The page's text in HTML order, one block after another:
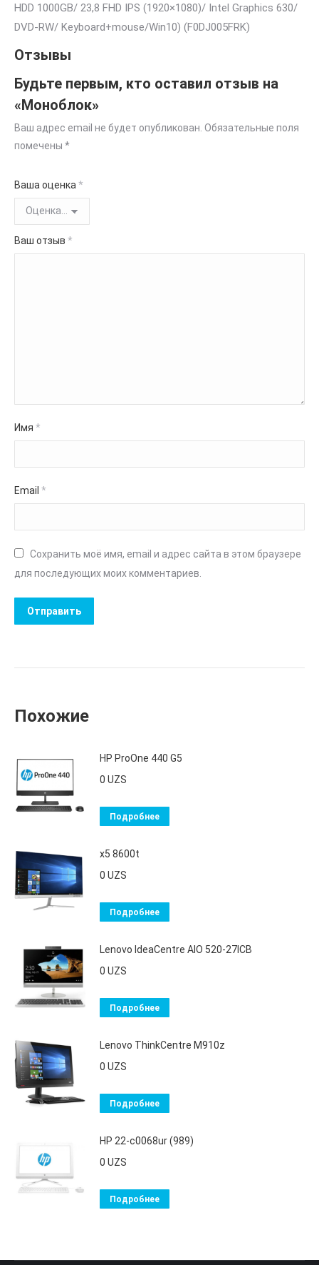
HDD 1000GB/ 23,8 FHD IPS (1920×1080)/ Intel Graphics 630/
DVD-RW/ Keyboard+mouse/Win10) (F0DJ005FRK)
Отзывы
Будьте первым, кто оставил отзыв на
«Моноблок»
Ваш адрес email не будет опубликован. Обязательные поля
помечены *
Ваша оценка *
Ваш отзыв *
Имя *
Email *
Сохранить моё имя, email и адрес сайта в этом браузере
для последующих моих комментариев.
Похожие
HP ProOne 440 G5
0 UZS
Подробнее
x5 8600t
0 UZS
Подробнее
Lenovo IdeaCentre AIO 520-27ICB
0 UZS
Подробнее
Lenovo ThinkCentre M910z
0 UZS
Подробнее
HP 22-c0068ur (989)
0 UZS
Подробнее